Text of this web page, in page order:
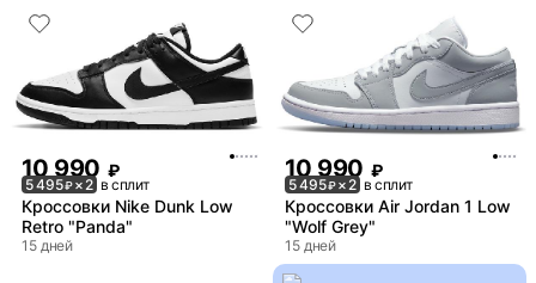
10 990 ₽
5 495₽× 2 в сплит
Кроссовки Nike Dunk Low
Retro "Panda"
15 дней
10 990 ₽
5 495₽× 2 в сплит
Кроссовки Air Jordan 1 Low
"Wolf Grey"
15 дней